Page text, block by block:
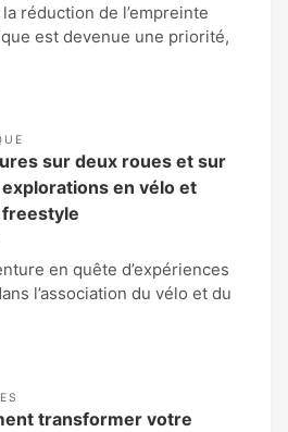
réduction de l’empreinte
est devenue une priorité,
sur deux roues et sur
explorations en vélo et
freestyle
en quête d’expériences
l’association du vélo et du
transformer votre